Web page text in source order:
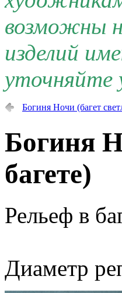
возможны
изделий
уточняйте
Богиня Ночи (багет
Богиня
багете)
Рельеф в
Диаметр